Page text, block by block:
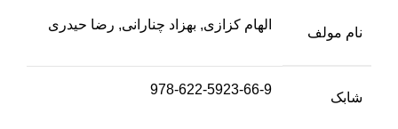
نام مولف
الهام کزازی, بهزاد چنارانی, رضا حیدری
شابک
978-622-5923-66-9